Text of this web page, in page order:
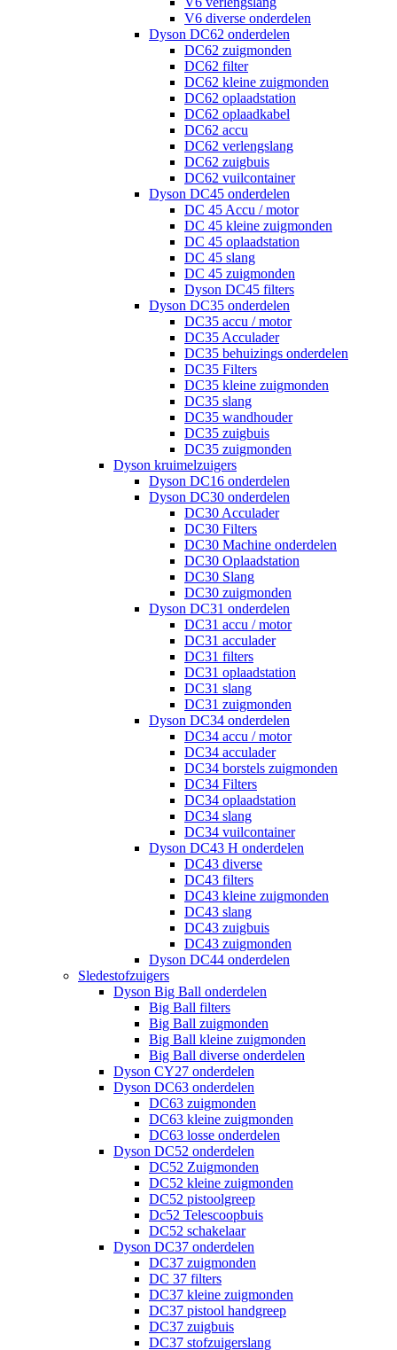
V6 diverse onderdelen
Dyson DC62 onderdelen
DC62 zuigmonden
DC62 filter
DC62 kleine zuigmonden
DC62 oplaadstation
DC62 oplaadkabel
DC62 accu
DC62 verlengslang
DC62 zuigbuis
DC62 vuilcontainer
Dyson DC45 onderdelen
DC 45 Accu / motor
DC 45 kleine zuigmonden
DC 45 oplaadstation
DC 45 slang
DC 45 zuigmonden
Dyson DC45 filters
Dyson DC35 onderdelen
DC35 accu / motor
DC35 Acculader
DC35 behuizings onderdelen
DC35 Filters
DC35 kleine zuigmonden
DC35 slang
DC35 wandhouder
DC35 zuigbuis
DC35 zuigmonden
Dyson kruimelzuigers
Dyson DC16 onderdelen
Dyson DC30 onderdelen
DC30 Acculader
DC30 Filters
DC30 Machine onderdelen
DC30 Oplaadstation
DC30 Slang
DC30 zuigmonden
Dyson DC31 onderdelen
DC31 accu / motor
DC31 acculader
DC31 filters
DC31 oplaadstation
DC31 slang
DC31 zuigmonden
Dyson DC34 onderdelen
DC34 accu / motor
DC34 acculader
DC34 borstels zuigmonden
DC34 Filters
DC34 oplaadstation
DC34 slang
DC34 vuilcontainer
Dyson DC43 H onderdelen
DC43 diverse
DC43 filters
DC43 kleine zuigmonden
DC43 slang
DC43 zuigbuis
DC43 zuigmonden
Dyson DC44 onderdelen
Sledestofzuigers
Dyson Big Ball onderdelen
Big Ball filters
Big Ball zuigmonden
Big Ball kleine zuigmonden
Big Ball diverse onderdelen
Dyson CY27 onderdelen
Dyson DC63 onderdelen
DC63 zuigmonden
DC63 kleine zuigmonden
DC63 losse onderdelen
Dyson DC52 onderdelen
DC52 Zuigmonden
DC52 kleine zuigmonden
DC52 pistoolgreep
Dc52 Telescoopbuis
DC52 schakelaar
Dyson DC37 onderdelen
DC37 zuigmonden
DC 37 filters
DC37 kleine zuigmonden
DC37 pistool handgreep
DC37 zuigbuis
DC37 stofzuigerslang